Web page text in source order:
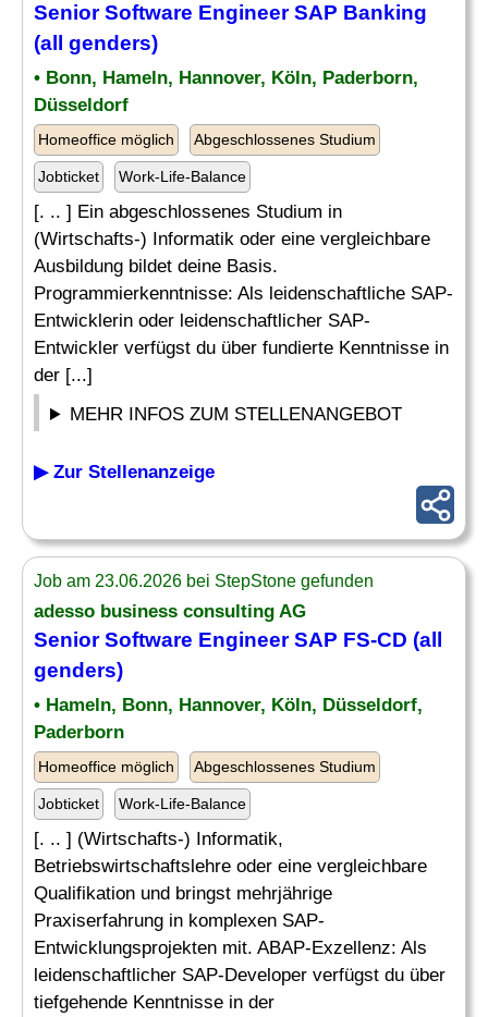
Senior Software Engineer SAP Banking
(all genders)
• Bonn, Hameln, Hannover, Köln, Paderborn,
Düsseldorf
Homeoffice möglich Abgeschlossenes Studium
Jobticket Work-Life-Balance
[. .. ] Ein abgeschlossenes Studium in
(Wirtschafts-) Informatik oder eine vergleichbare
Ausbildung bildet deine Basis.
Programmierkenntnisse: Als leidenschaftliche SAP-
Entwicklerin oder leidenschaftlicher SAP-
Entwickler verfügst du über fundierte Kenntnisse in
der [...]
MEHR INFOS ZUM STELLENANGEBOT
▶ Zur Stellenanzeige
Job am 23.06.2026 bei StepStone gefunden
adesso business consulting AG
Senior Software Engineer SAP FS-CD (all
genders)
• Hameln, Bonn, Hannover, Köln, Düsseldorf,
Paderborn
Homeoffice möglich Abgeschlossenes Studium
Jobticket Work-Life-Balance
[. .. ] (Wirtschafts-) Informatik,
Betriebswirtschaftslehre oder eine vergleichbare
Qualifikation und bringst mehrjährige
Praxiserfahrung in komplexen SAP-
Entwicklungsprojekten mit. ABAP-Exzellenz: Als
leidenschaftlicher SAP-Developer verfügst du über
tiefgehende Kenntnisse in der